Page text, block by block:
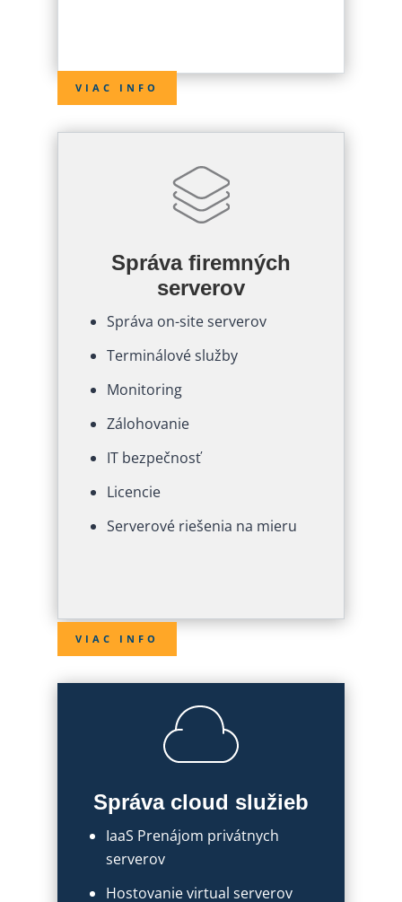
VIAC INFO
Správa firemných
serverov
Správa on-site serverov
Terminálové služby
Monitoring
Zálohovanie
IT bezpečnosť
Licencie
Serverové riešenia na mieru
VIAC INFO
Správa cloud služieb
IaaS Prenájom privátnych
serverov
Hostovanie virtual serverov